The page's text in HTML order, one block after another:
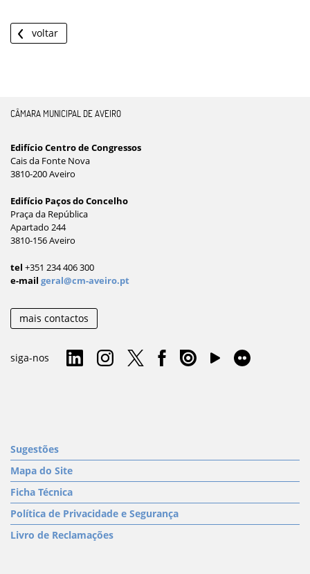
voltar
CÂMARA MUNICIPAL DE AVEIRO
Edifício Centro de Congressos
Cais da Fonte Nova
3810-200 Aveiro
Edifício Paços do Concelho
Praça da República
Apartado 244
3810-156 Aveiro
tel +351 234 406 300
e-mail geral@cm-aveiro.pt
mais contactos
siga-nos
Sugestões
Mapa do Site
Ficha Técnica
Política de Privacidade e Segurança
Livro de Reclamações